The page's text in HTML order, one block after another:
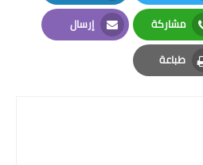
Twitter
LinkedIn
مشاركة
Whatsapp
إرسال
Email
طباعة
Print